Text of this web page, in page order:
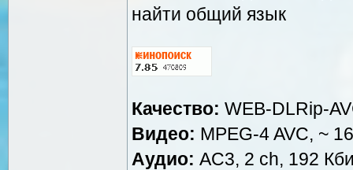
найти общий язык
Качество: WEB-DLRip-
Видео: MPEG-4 AVC, ~
Аудио: AC3, 2 ch, 192